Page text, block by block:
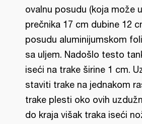
ovalnu posudu (koja može
prečnika 17 cm dubine 12
posudu aluminijumskom
sa uljem. Nadošlo testo
iseći na trake širine 1 cm.
staviti trake na jednakom
trake plesti oko ovih
do kraja višak traka iseći